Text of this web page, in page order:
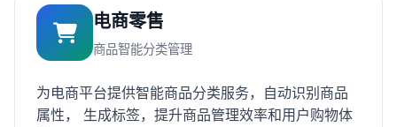
电商零售
商品智能分类管理
为电商平台提供智能商品分类服务，自动识别商品
属性， 生成标签，提升商品管理效率和用户购物体